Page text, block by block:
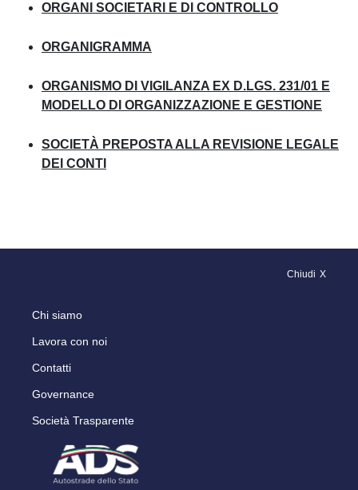
ORGANI SOCIETARI E DI CONTROLLO
ORGANIGRAMMA
ORGANISMO DI VIGILANZA EX D.LGS. 231/01 E
MODELLO DI ORGANIZZAZIONE E GESTIONE
SOCIETÀ PREPOSTA ALLA REVISIONE LEGALE
DEI CONTI
Chiudi
Chi siamo
Lavora con noi
Contatti
Governance
Società Trasparente